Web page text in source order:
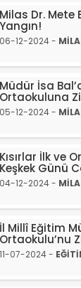
Milas Dr. Mete
Yangın!
06-12-2024 -
Müdür İsa
Ortaokuluna
05-12-2024 -
Kısırlar İlk ve
Keşkek Günü
04-12-2024 -
İl Millî Eğitim
Ortaokulu’nu
11-07-2024 -